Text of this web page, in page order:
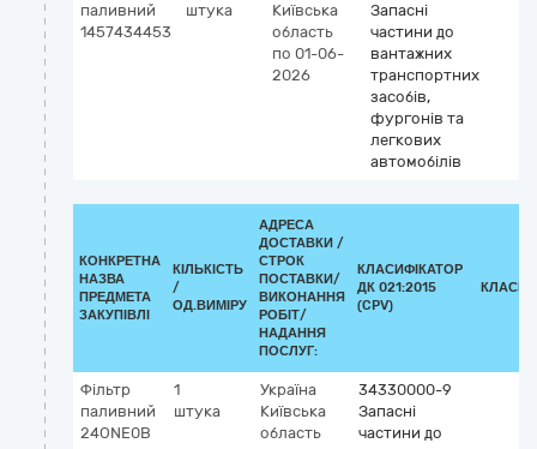
паливний
1457434453
штука
Київська
область
по 01-06-
2026
Запасні
частини до
вантажних
транспортних
засобів,
фургонів та
легкових
автомобілів
КОНКРЕТНА
НАЗВА
ПРЕДМЕТА
ЗАКУПІВЛІ
КІЛЬКІСТЬ
/
ОД.ВИМІРУ
АДРЕСА
ДОСТАВКИ /
СТРОК
ПОСТАВКИ/
ВИКОНАННЯ
РОБІТ/
НАДАННЯ
ПОСЛУГ:
КЛАСИФІКАТОР
ДК 021:2015
(CPV)
Фільтр
паливний
24ONE0B
1
штука
Україна
Київська
область
34330000-9
Запасні
частини до